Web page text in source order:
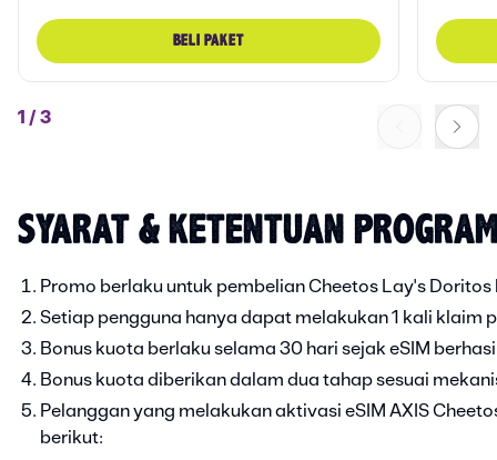
BELI PAKET
1 / 3
SYARAT & KETENTUAN
Promo berlaku untuk pembelian Cheetos Lay's
Setiap pengguna hanya dapat melakukan 1 kali klaim
Bonus kuota berlaku selama 30 hari sejak eSIM
Bonus kuota diberikan dalam dua tahap sesuai
Pelanggan yang melakukan aktivasi eSIM AXIS
berikut: